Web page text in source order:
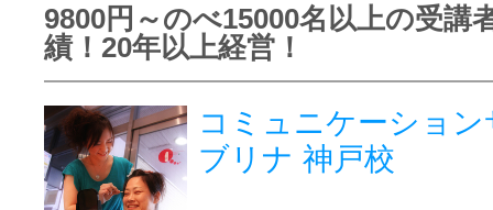
9800円～のべ15000名以上の受講
績！20年以上経営！
コミュニケーショ
ブリナ 神戸校